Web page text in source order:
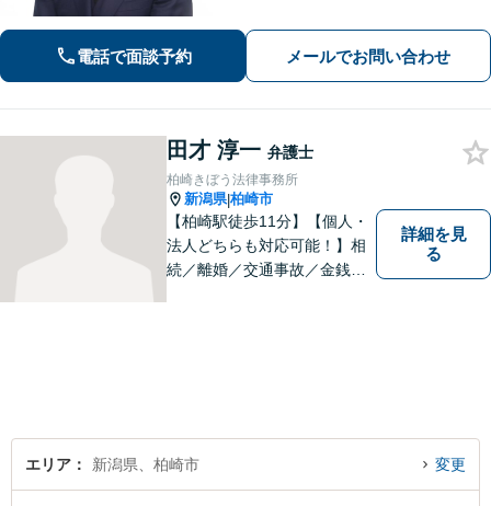
応。まずはご相談ください【柏崎駅4分
｜近隣駐車場あり｜弁護士歴10年以
電話で面談予約 メールでお問い合わせ
田才 淳一 弁護士
柏崎きぼう法律事務所
新潟県|柏崎市
【柏崎駅徒歩11分】【個人・
法人どちらも対応可能！】相
続／離婚／交通事故／金銭ト
詳細を見
る
エリア 新潟県、柏崎市 変更